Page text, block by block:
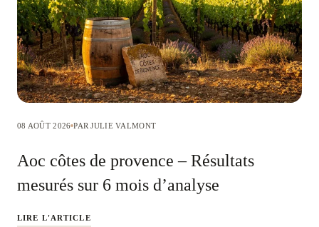
08 AOÛT 2026 PAR JULIE VALMONT
Aoc côtes de provence – Résultats
mesurés sur 6 mois d’analyse
LIRE L'ARTICLE